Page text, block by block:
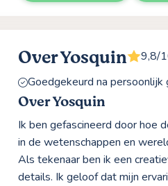
Over Yosquin 9,8/
Goedgekeurd na persoonlijk
Over Yosquin
Ik ben gefascineerd door hoe
in de wetenschappen en
Als tekenaar ben ik een
details. Ik geloof dat mijn